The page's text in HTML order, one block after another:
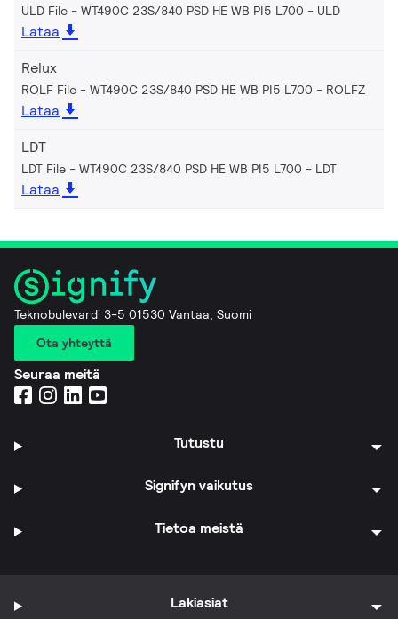
ULD File - WT490C 23S/840 PSD HE WB PI5 L700 ULD
Lataa
Relux
ROLF File - WT490C 23S/840 PSD HE WB PI5 L700 ROLFZ
Lataa
LDT
LDT File - WT490C 23S/840 PSD HE WB PI5 L700 LDT
Lataa
Teknobulevardi 3-5 01530 Vantaa, Suomi
Ota yhteyttä
Seuraa meitä
Tutustu
Signifyn vaikutus
Tietoa meistä
Lakiasiat